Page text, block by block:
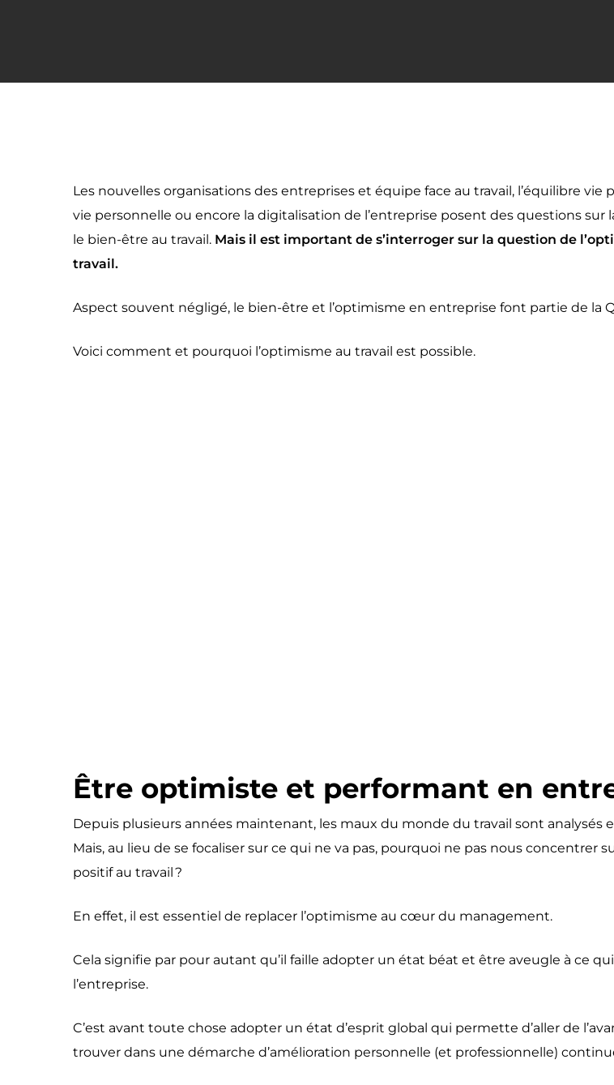
Les nouvelles organisations des entreprises et équipe face au travail, l’équilibre vie
vie personnelle ou encore la digitalisation de l’entreprise posent des questions sur
le bien-être au travail. Mais il est important de s’interroger sur la question de
travail.
Aspect souvent négligé, le bien-être et l’optimisme en entreprise font partie de la
Voici comment et pourquoi l’optimisme au travail est possible.
Être optimiste et performant en
Depuis plusieurs années maintenant, les maux du monde du travail sont analysés
Mais, au lieu de se focaliser sur ce qui ne va pas, pourquoi ne pas nous concentrer
positif au travail ?
En effet, il est essentiel de replacer l’optimisme au cœur du management.
Cela signifie par pour autant qu’il faille adopter un état béat et être aveugle à ce
l’entreprise.
C’est avant toute chose adopter un état d’esprit global qui permette d’aller de
trouver dans une démarche d’amélioration personnelle (et professionnelle)